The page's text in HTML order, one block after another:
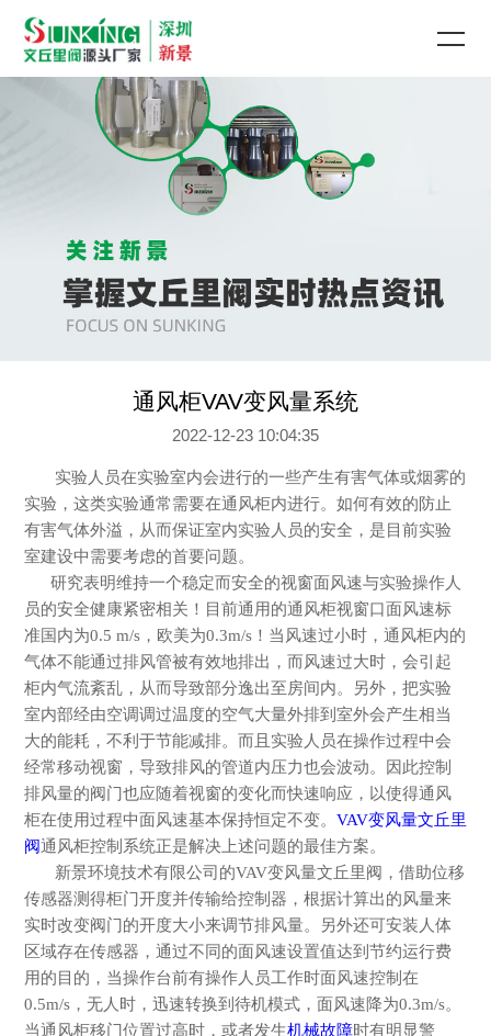
通风柜VAV变风量系统
2022-12-23 10:04:35
实验人员在实验室内会进行的一些产生有害气体或烟雾的
实验，这类实验通常需要在通风柜内进行。如何有效的防止
有害气体外溢，从而保证室内实验人员的安全，是目前实验
室建设中需要考虑的首要问题。
研究表明维持一个稳定而安全的视窗面风速与实验操作人
员的安全健康紧密相关！目前通用的通风柜视窗口面风速标
准国内为0.5 m/s，欧美为0.3m/s！当风速过小时，通风柜内的
气体不能通过排风管被有效地排出，而风速过大时，会引起
柜内气流紊乱，从而导致部分逸出至房间内。另外，把实验
室内部经由空调调过温度的空气大量外排到室外会产生相当
大的能耗，不利于节能减排。而且实验人员在操作过程中会
经常移动视窗，导致排风的管道内压力也会波动。因此控制
排风量的阀门也应随着视窗的变化而快速响应，以使得通风
柜在使用过程中面风速基本保持恒定不变。 VAV变风量文丘里
阀通风柜控制系统正是解决上述问题的最佳方案。
新景环境技术有限公司的VAV变风量文丘里阀，借助位移
传感器测得柜门开度并传输给控制器，根据计算出的风量来
实时改变阀门的开度大小来调节排风量。另外还可安装人体
区域存在传感器 ，通过不同的面风速设置值达到节约运行费
用的目的，当操作台前有操作人员工作时面风速控制在
0.5m/s，无人时，迅速转换到待机模式，面风速降为0.3m/s。
当通风柜移门位置过高时，或者发生机械故障时有明显警